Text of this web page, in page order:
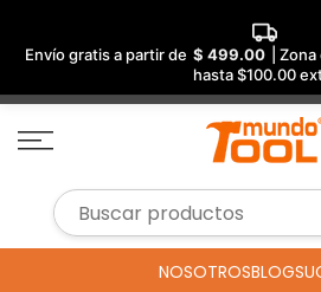
Envío gratis a partir de $ 499.00
|
hasta $100.00
Saltar
al
NOSOTROSBLOG